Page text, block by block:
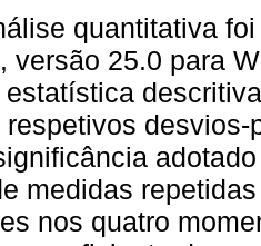
quantitativa
versão 25.0 para
respetivos
medidas
nos quatro